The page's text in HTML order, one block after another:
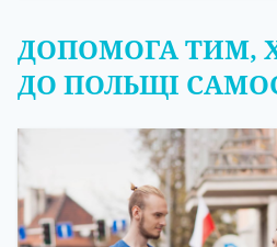
ДОПОМОГА ТИМ,
ДО ПОЛЬЩІ